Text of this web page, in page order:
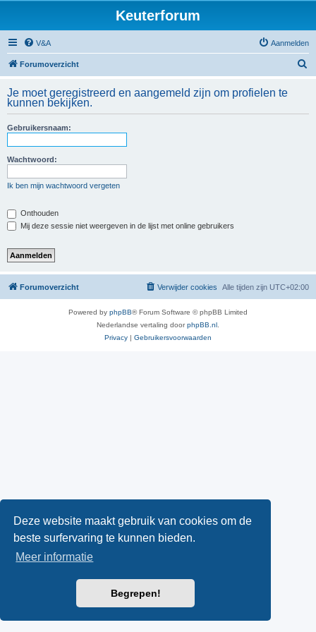
Deze website maakt gebruik van cookies om de
beste surfervaring te kunnen bieden.
Meer informatie
Begrepen!
Keuterforum
V&A Aanmelden
Forumoverzicht
k
Je moet geregistreerd en aangemeld zijn om profielen te
kunnen bekijken.
Gebruikersnaam:
Wachtwoord:
Ik ben mijn wachtwoord vergeten
Onthouden
Mij deze sessie niet weergeven in de lijst met online gebruikers
Forumoverzicht Alle tijden zijn UTC+02:00
Verwijder cookies
Powered by phpBB® Forum Software © phpBB Limited
Nederlandse vertaling doorphpBB.nl.
Privacy | Gebruikersvoorwaarden